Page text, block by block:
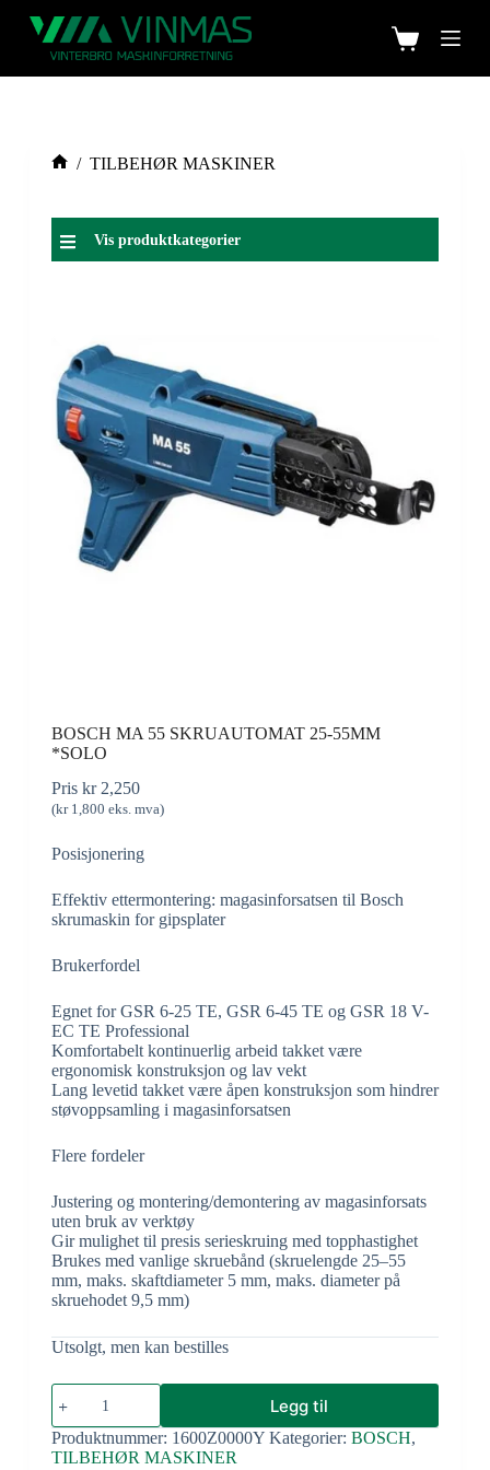
/ TILBEHØR MASKINER
Vis produktkategorier
BOSCH MA 55 SKRUAUTOMAT 25-55MM
*SOLO
Pris kr2,250
(kr1,800 eks. mva)
Posisjonering
Effektiv ettermontering: magasinforsatsen til Bosch
skrumaskin for gipsplater
Brukerfordel
Egnet for GSR 6-25 TE, GSR 6-45 TE og GSR 18 V-
EC TE Professional
Komfortabelt kontinuerlig arbeid takket være
ergonomisk konstruksjon og lav vekt
Lang levetid takket være åpen konstruksjon som hindrer
støvoppsamling i magasinforsatsen
Flere fordeler
Justering og montering/demontering av magasinforsats
uten bruk av verktøy
Gir mulighet til presis serieskruing med topphastighet
Brukes med vanlige skruebånd (skruelengde 25–55
mm, maks. skaftdiameter 5 mm, maks. diameter på
skruehodet 9,5 mm)
Utsolgt, men kan bestilles
Legg til
Produktnummer: 1600Z0000Y Kategorier: BOSCH,
TILBEHØR MASKINER